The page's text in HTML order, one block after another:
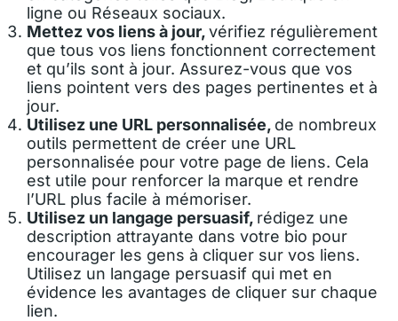
ligne ou Réseaux sociaux.
Mettez vos liens à jour,vérifiez régulièrement
que tous vos liens fonctionnent correctement
et qu’ils sont à jour. Assurez-vous que vos
liens pointent vers des pages pertinentes et à
jour.
Utilisez une URL personnalisée, de nombreux
outils permettent de créer une URL
personnalisée pour votre page de liens. Cela
est utile pour renforcer la marque et rendre
l’URL plus facile à mémoriser.
Utilisez un langage persuasif, rédigez une
description attrayante dans votre bio pour
encourager les gens à cliquer sur vos liens.
Utilisez un langage persuasif qui met en
évidence les avantages de cliquer sur chaque
lien.